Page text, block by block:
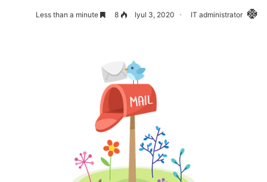
IT administrator
Iyul 3, 2020
8